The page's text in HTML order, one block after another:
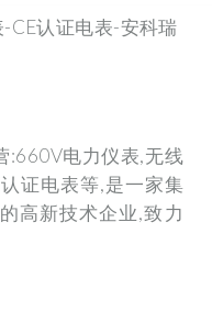
CE认证电表-安科瑞
:660V电力仪表,无线
证电表等,是一家集
高新技术企业,致力